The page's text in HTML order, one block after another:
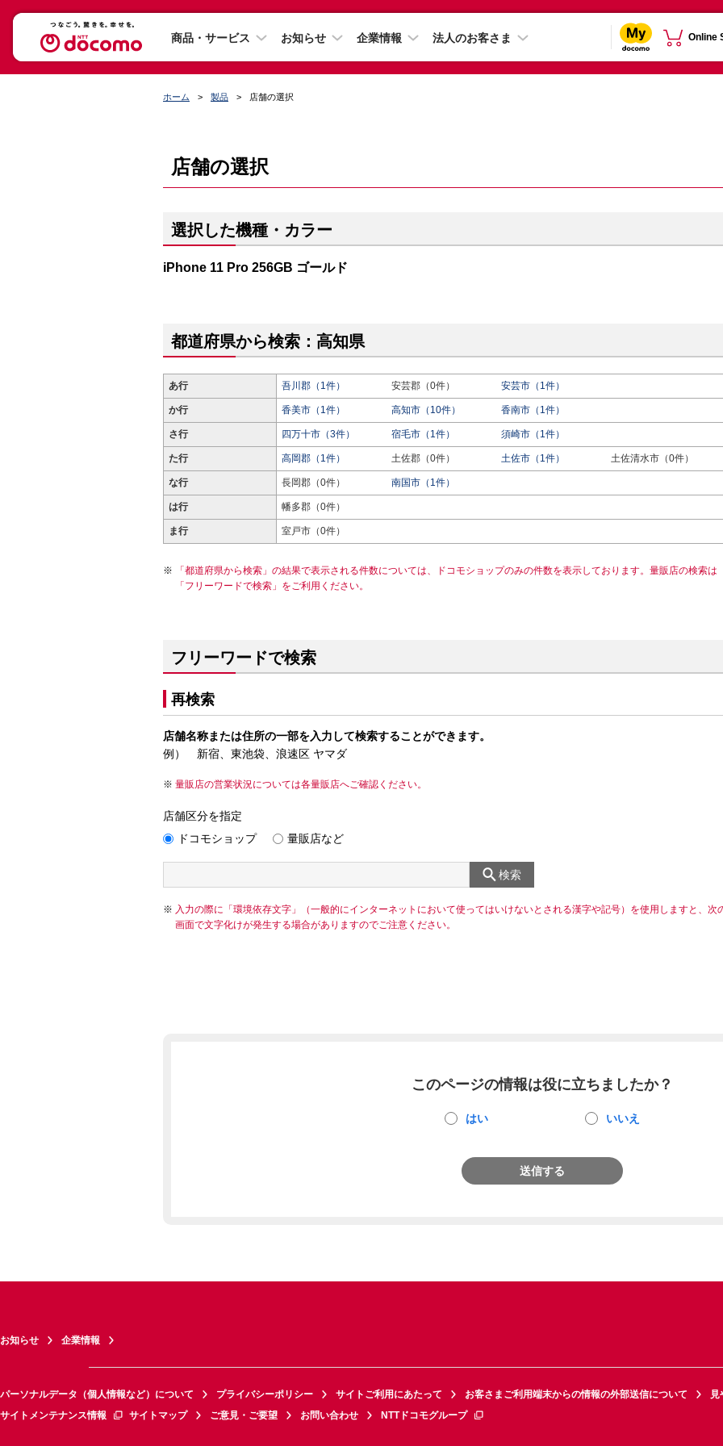
商品・サービス お知らせ 企業情報 法人のお客さま Online
ホーム 製品 店舗の選択
店舗の選択
選択した機種・カラー
iPhone 11 Pro 256GB ゴールド
都道府県から検索：高知県
あ行 吾川郡（1件） 安芸郡（0件） 安芸市（1件）
か行 香美市（1件） 高知市（10件） 香南市（1件）
さ行 四万十市（3件） 宿毛市（1件） 須崎市（1件）
た行 高岡郡（1件） 土佐郡（0件） 土佐市（1件） 土佐清水市（0件）
な行 長岡郡（0件） 南国市（1件）
は行 幡多郡（0件）
ま行 室戸市（0件）
「都道府県から検索」の結果で表示される件数については、ドコモショップのみの件数を表示しております。量販店の検索は
「フリーワードで検索」をご利用ください。
フリーワードで検索
再検索
店舗名称または住所の一部を入力して検索することができます。
例） 新宿、東池袋、浪速区 ヤマダ
量販店の営業状況については各量販店へご確認ください。
店舗区分を指定
ドコモショップ
量販店など
検索
入力の際に「環境依存文字」（一般的にインターネットにおいて使ってはいけないとされる漢字や記号）を使用しますと、次
画面で文字化けが発生する場合がありますのでご注意ください。
このページの情報は役に立ちましたか？
はい いいえ
送信する
お知らせ 企業情報
パーソナルデータ（個人情報など）について プライバシーポリシー サイトご利用にあたって お客さまご利用端末からの情報の外部送信について
見
サイトメンテナンス情報
サイトマップ ご意見・ご要望 お問い合わせ NTTドコモグループ